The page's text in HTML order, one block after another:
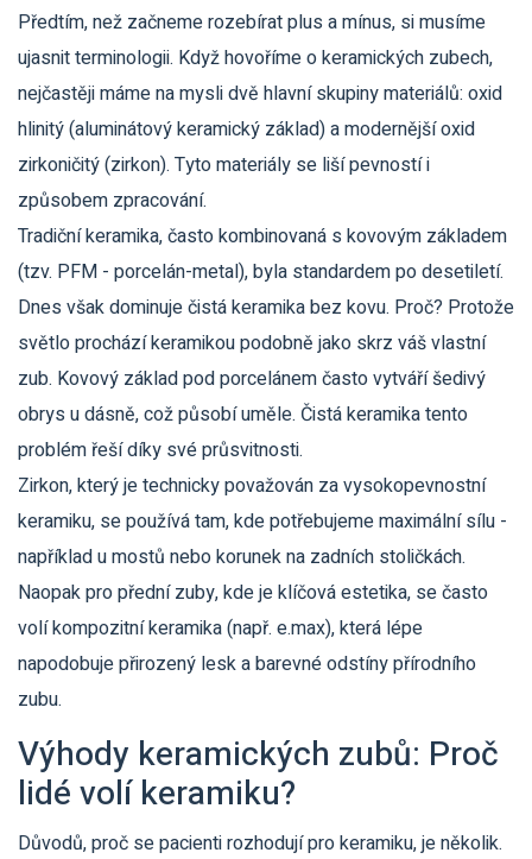
Předtím, než začneme rozebírat plus a mínus, si musíme
ujasnit terminologii. Když hovoříme o keramických zubech,
nejčastěji máme na mysli dvě hlavní skupiny materiálů: oxid
hlinitý (aluminátový keramický základ)a modernějšíoxid
zirkoničitý (zirkon). Tyto materiály se liší pevností i
způsobem zpracování.
Tradiční keramika, často kombinovaná s kovovým základem
(tzv. PFM - porcelán-metal), byla standardem po desetiletí.
Dnes však dominuje čistá keramika bez kovu. Proč? Protože
světlo prochází keramikou podobně jako skrz váš vlastní
zub. Kovový základ pod porcelánem často vytváří šedivý
obrys u dásně, což působí uměle. Čistá keramika tento
problém řeší díky své průsvitnosti.
Zirkon, který je technicky považován za vysokopevnostní
keramiku, se používá tam, kde potřebujeme maximální sílu -
například u mostů nebo korunek na zadních stoličkách.
Naopak pro přední zuby, kde je klíčová estetika, se často
volí kompozitní keramika (např. e.max), která lépe
napodobuje přirozený lesk a barevné odstíny přírodního
zubu.
Výhody keramických zubů: Proč
lidé volí keramiku?
Důvodů, proč se pacienti rozhodují pro keramiku, je několik.